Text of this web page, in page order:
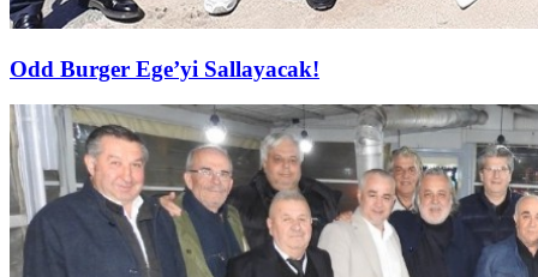
Odd Burger Ege’yi Sallayacak!